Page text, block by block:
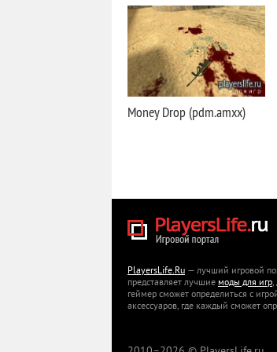
Money Drop (pdm.amxx)
PlayersLife.Ru — лучший игровой
представляет лучшие моды для игр,
геймер сможет определиться с
аксессуаров, где каждый сможет